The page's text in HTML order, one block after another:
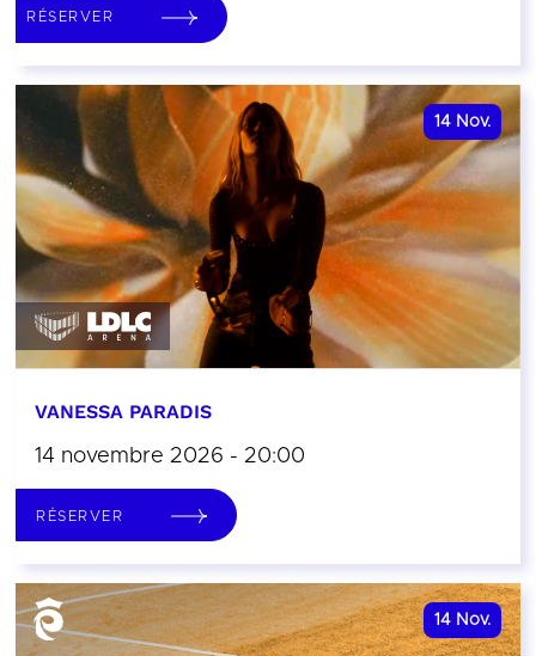
RÉSERVER
14 Nov.
VANESSA PARADIS
14 novembre 2026 - 20:00
RÉSERVER
14 Nov.